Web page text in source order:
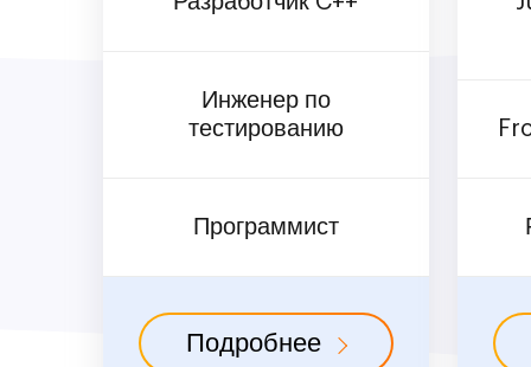
Инженер по
тестированию
Программист
Подробнее